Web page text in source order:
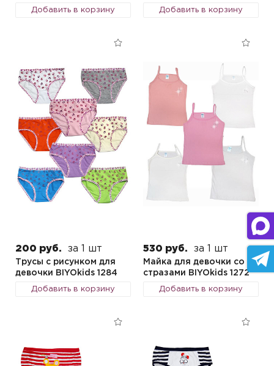
Добавить в корзину Добавить в корзину
200 руб. за 1 шт
Трусы с рисунком для
девочки BIYOkids 1284
Добавить в корзину
530 руб. за 1 шт
Майка для девочки со
стразами BIYOkids 1272
Добавить в корзину